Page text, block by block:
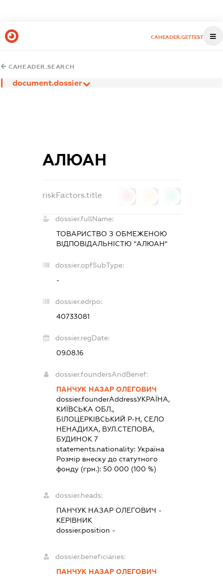
CAHEADER.GETTEST
CAHEADER.SEARCH
document.dossier
АЛЮАН
riskFactors.title
dossier.fullName:
ТОВАРИСТВО З ОБМЕЖЕНОЮ
ВІДПОВІДАЛЬНІСТЮ "АЛЮАН"
dossier.opfSubType:
-
dossier.edrpo:
40733081
dossier.regDate:
09.08.16
dossier.foundersAndBenef:
ПАНЧУК НАЗАР ОЛЕГОВИЧ
dossier.founderAddressУКРАЇНА,
КИЇВСЬКА ОБЛ.,
БІЛОЦЕРКІВСЬКИЙ Р-Н, СЕЛО
НЕНАДИХА, ВУЛ.СТЕПОВА,
БУДИНОК 7
statements.nationality:Україна
Розмір внеску до статутного
фонду (грн.):50 000 (100 %)
dossier.heads:
ПАНЧУК НАЗАР ОЛЕГОВИЧ -
КЕРІВНИК
dossier.position -
dossier.beneficiaries:
ПАНЧУК НАЗАР ОЛЕГОВИЧ